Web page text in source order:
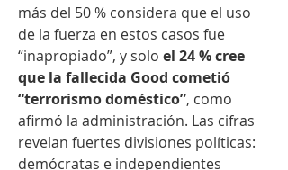
más del 50 % considera que el uso
de la fuerza en estos casos fue
“inapropiado”, y solo el 24 % cree
que la fallecida Good cometió
“terrorismo doméstico”, como
afirmó la administración. Las cifras
revelan fuertes divisiones políticas:
demócratas e independientes